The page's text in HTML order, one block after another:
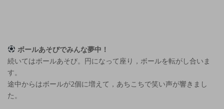
ボールあそびでみんな夢中！
続いてはボールあそび。円になって座り，ボールを転がし合いま
す。
途中からはボールが2個に増えて，あちこちで笑い声が響きまし
た。